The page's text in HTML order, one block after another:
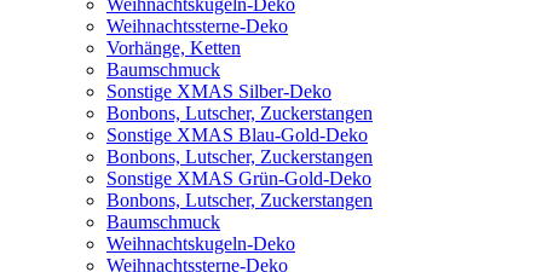
Weihnachtssterne-Deko
Vorhänge, Ketten
Baumschmuck
Sonstige XMAS Silber-Deko
Bonbons, Lutscher, Zuckerstangen
Sonstige XMAS Blau-Gold-Deko
Bonbons, Lutscher, Zuckerstangen
Sonstige XMAS Grün-Gold-Deko
Bonbons, Lutscher, Zuckerstangen
Baumschmuck
Weihnachtskugeln-Deko
Weihnachtssterne-Deko